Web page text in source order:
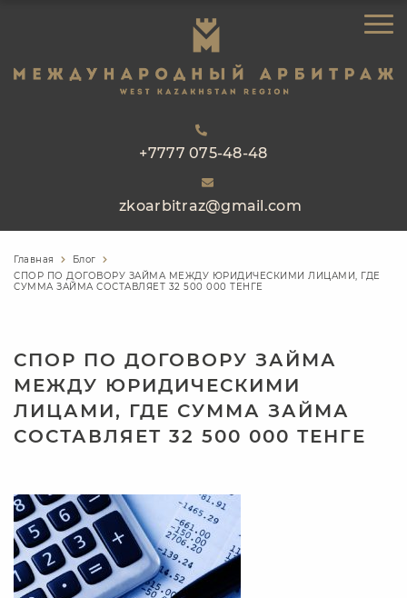
+7777 075-48-48
zkoarbitraz@gmail.com
ГЛАВНАЯ
ОБ АРБИТРАЖЕ
РЕЕСТР АРБИТРОВ
ПРАКТИКА
Главная
Блог
СПОР ПО ДОГОВОРУ ЗАЙМА МЕЖДУ ЮРИДИЧЕСКИМИ ЛИЦАМИ, ГДЕ
СУММА ЗАЙМА СОСТАВЛЯЕТ 32 500 000 ТЕНГЕ
СПОР ПО ДОГОВОРУ ЗАЙМА
МЕЖДУ ЮРИДИЧЕСКИМИ
ЛИЦАМИ, ГДЕ СУММА ЗАЙМА
СОСТАВЛЯЕТ 32 500 000 ТЕНГЕ